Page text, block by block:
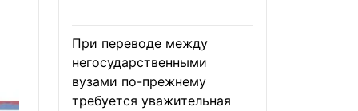
При переводе между
негосударственными
вузами по-прежнему
требуется уважительная